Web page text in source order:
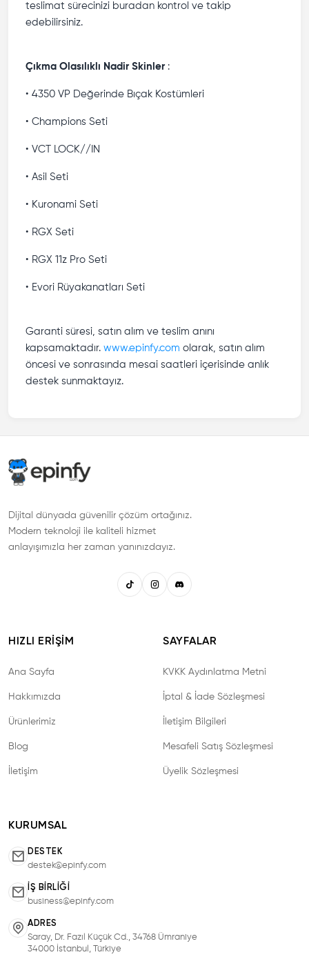
teslimat sürecinizi buradan kontrol ve takip
edebilirsiniz.
Çıkma Olasılıklı Nadir Skinler :
• 4350 VP Değerinde Bıçak Kostümleri
• Champions Seti
• VCT LOCK//IN
• Asil Seti
• Kuronami Seti
• RGX Seti
• RGX 11z Pro Seti
• Evori Rüyakanatları Seti
Garanti süresi, satın alım ve teslim anını
kapsamaktadır. www.epinfy.com olarak, satın alım
öncesi ve sonrasında mesai saatleri içerisinde anlık
destek sunmaktayız.
Dijital dünyada güvenilir çözüm ortağınız.
Modern teknoloji ile kaliteli hizmet
anlayışımızla her zaman yanınızdayız.
HIZLI ERIŞIM
Ana Sayfa
Hakkımızda
Ürünlerimiz
Blog
İletişim
SAYFALAR
KVKK Aydınlatma Metni
İptal & İade Sözleşmesi
İletişim Bilgileri
Mesafeli Satış Sözleşmesi
Üyelik Sözleşmesi
KURUMSAL
DESTEK
destek@epinfy.com
İŞ BIRLIĞI
business@epinfy.com
ADRES
Saray, Dr. Fazıl Küçük Cd., 34768 Ümraniye
34000 İstanbul, Türkiye